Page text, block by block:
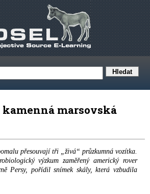
marsovská
přesouvají tři „živá“ průzkumná vozítka.
výzkum zaměřený americký rover
Persy, pořídil snímek skály, která vzbudila